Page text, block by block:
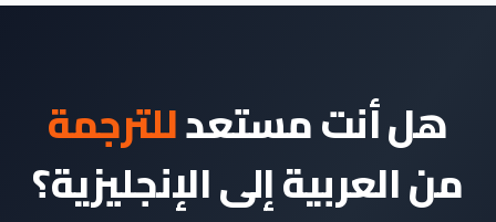
هل أنت مستعدللترجمة
من العربية إلى الإنجليزية؟